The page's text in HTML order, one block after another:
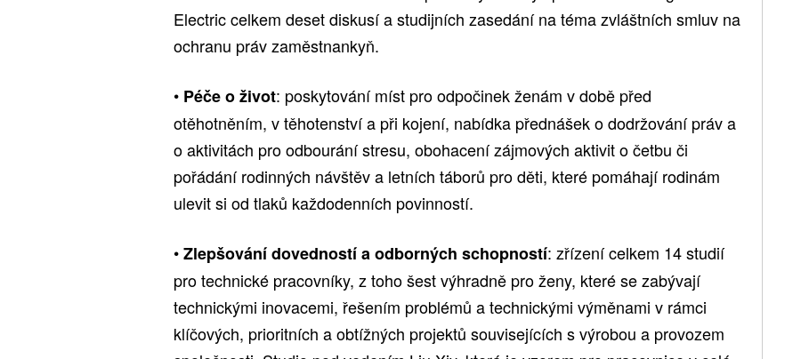
Electric celkem deset diskusí a studijních zasedání na téma zvláštních smluv na
ochranu práv zaměstnankyň.
• Péče o život: poskytování míst pro odpočinek ženám v době před
otěhotněním, v těhotenství a při kojení, nabídka přednášek o dodržování práv a
o aktivitách pro odbourání stresu, obohacení zájmových aktivit o četbu či
pořádání rodinných návštěv a letních táborů pro děti, které pomáhají rodinám
ulevit si od tlaků každodenních povinností.
•Zlepšování dovedností a odborných schopností: zřízení celkem 14 studií
pro technické pracovníky, z toho šest výhradně pro ženy, které se zabývají
technickými inovacemi, řešením problémů a technickými výměnami v rámci
klíčových, prioritních a obtížných projektů souvisejících s výrobou a provozem